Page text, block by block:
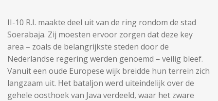
II-10 R.I. maakte deel uit van de ring rondom de stad
Soerabaja. Zij moesten ervoor zorgen dat deze key
area – zoals de belangrijkste steden door de
Nederlandse regering werden genoemd – veilig bleef.
Vanuit een oude Europese wijk breidde hun terrein zich
langzaam uit. Het bataljon werd uiteindelijk over de
gehele oosthoek van Java verdeeld, waar het zware